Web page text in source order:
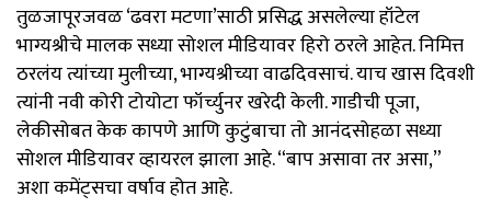
तुळजापूरजवळ ‘ढवरा मटणा’साठी प्रसिद्ध असलेल्या हॉटेल
भाग्यश्रीचे मालक सध्या सोशल मीडियावर हिरो ठरले आहेत. निमित्त
ठरलंय त्यांच्या मुलीच्या, भाग्यश्रीच्या वाढदिवसाचं. याच खास दिवशी
त्यांनी नवी कोरी टोयोटा फॉर्च्युनर खरेदी केली. गाडीची पूजा,
लेकीसोबत केक कापणे आणि कुटुंबाचा तो आनंदसोहळा सध्या
सोशल मीडियावर व्हायरल झाला आहे. “बाप असावा तर असा,”
अशा कमेंट्सचा वर्षाव होत आहे.